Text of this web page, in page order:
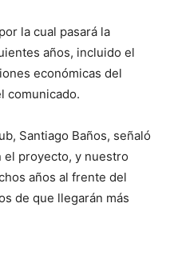
la cual pasará la
años, incluido el
económicas del
comunicado.
Santiago Baños, señaló
el proyecto, y nuestro
años al frente del
de que llegarán más